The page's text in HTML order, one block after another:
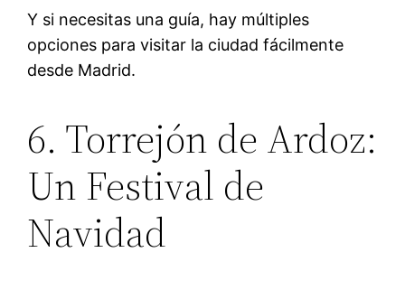
Y si necesitas una guía, hay múltiples
opciones para visitar la ciudad fácilmente
desde Madrid.
6. Torrejón de Ardoz:
Un Festival de
Navidad